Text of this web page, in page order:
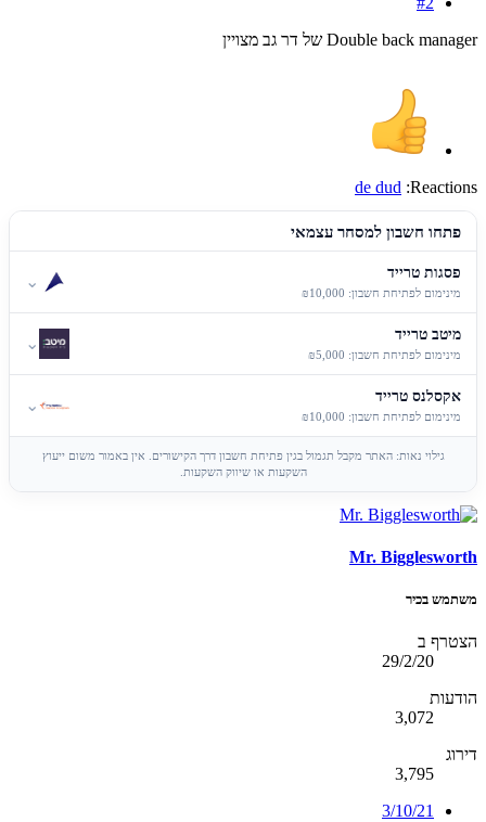
Double back manager של דר גב מצויין
Reactions:
de dud
פתחו חשבון למסחר עצמאי
פסגות טרייד
מינימום לפתיחת חשבון: ₪10,000
⌄
מיטב טרייד
מינימום לפתיחת חשבון: ₪5,000
⌄
אקסלנס טרייד
מינימום לפתיחת חשבון: ₪10,000
⌄
גילוי נאות: האתר מקבל תגמול בגין פתיחת חשבון דרך הקישורים. אין באמור משום ייעוץ
השקעות או שיווק השקעות.
Mr. Bigglesworth
משתמש בכיר
הצטרף ב
29/2/20
הודעות
3,072
דירוג
3,795
3/10/21